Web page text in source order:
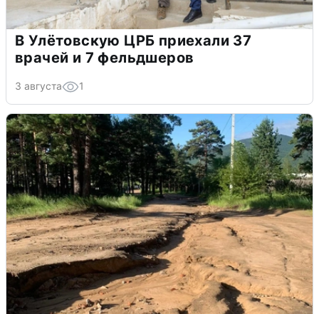
В Улётовскую ЦРБ приехали 37
врачей и 7 фельдшеров
3 августа 1